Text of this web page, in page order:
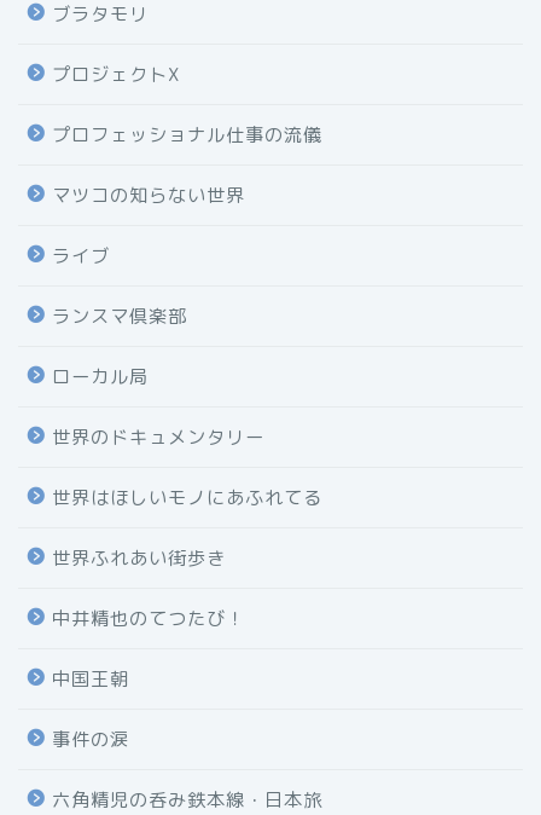
ブラタモリ
プロジェクトX
プロフェッショナル仕事の流儀
マツコの知らない世界
ライブ
ランスマ倶楽部
ローカル局
世界のドキュメンタリー
世界はほしいモノにあふれてる
世界ふれあい街歩き
中井精也のてつたび！
中国王朝
事件の涙
六角精児の呑み鉄本線・日本旅